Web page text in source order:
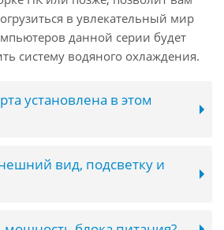
в увлекательный мир
данной серии будет
систему водяного охлаждения.
установлена в этом
вид, подсветку и